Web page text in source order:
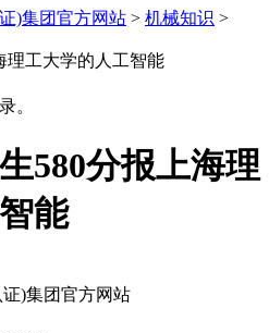
)集团官方网站 > 机械知识 >
理工大学的人工智能
。
580分报上海理
能
)集团官方网站